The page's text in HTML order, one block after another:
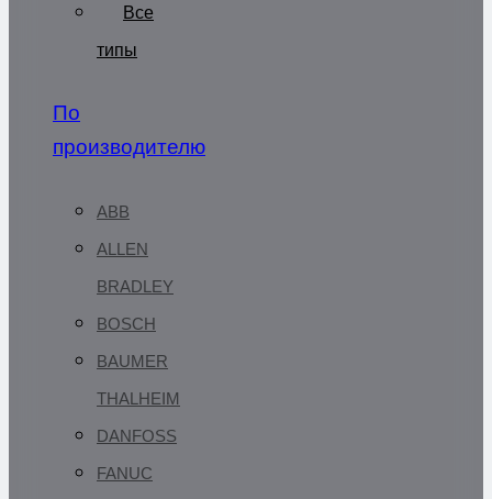
Все
типы
По
производителю
ABB
ALLEN
BRADLEY
BOSCH
BAUMER
THALHEIM
DANFOSS
FANUC